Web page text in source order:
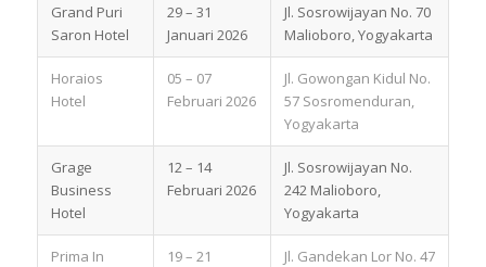
Grand Puri
Saron Hotel
29 – 31
Januari 2026
Jl. Sosrowijayan No. 70
Malioboro, Yogyakarta
Horaios
Hotel
05 – 07
Februari 2026
Jl. Gowongan Kidul No.
57 Sosromenduran,
Yogyakarta
Grage
Business
Hotel
12 – 14
Februari 2026
Jl. Sosrowijayan No.
242 Malioboro,
Yogyakarta
Prima In
19 – 21
Jl. Gandekan Lor No. 47